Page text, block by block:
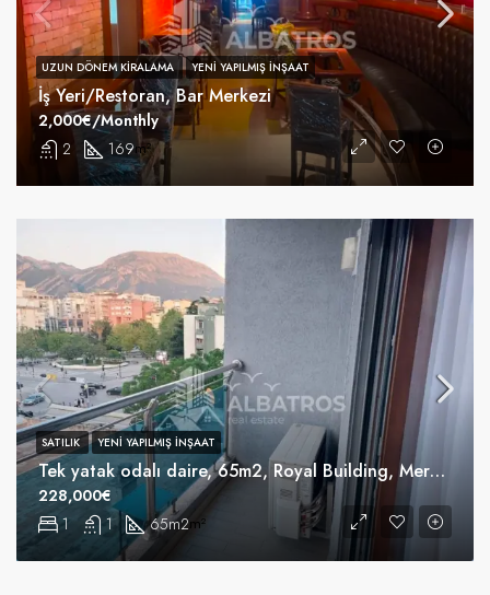
İş Yeri/Restoran, Bar Merkezi
2 169m²
2,000€/Monthly
UZUN DÖNEM KIRALAMA YENI YAPILMIŞ INŞAAT
Tek yatak odalı daire, 65m2, Royal Building, Merkez, Bar
1 1 65m2m²
228,000€
SATILIK YENI YAPILMIŞ INŞAAT